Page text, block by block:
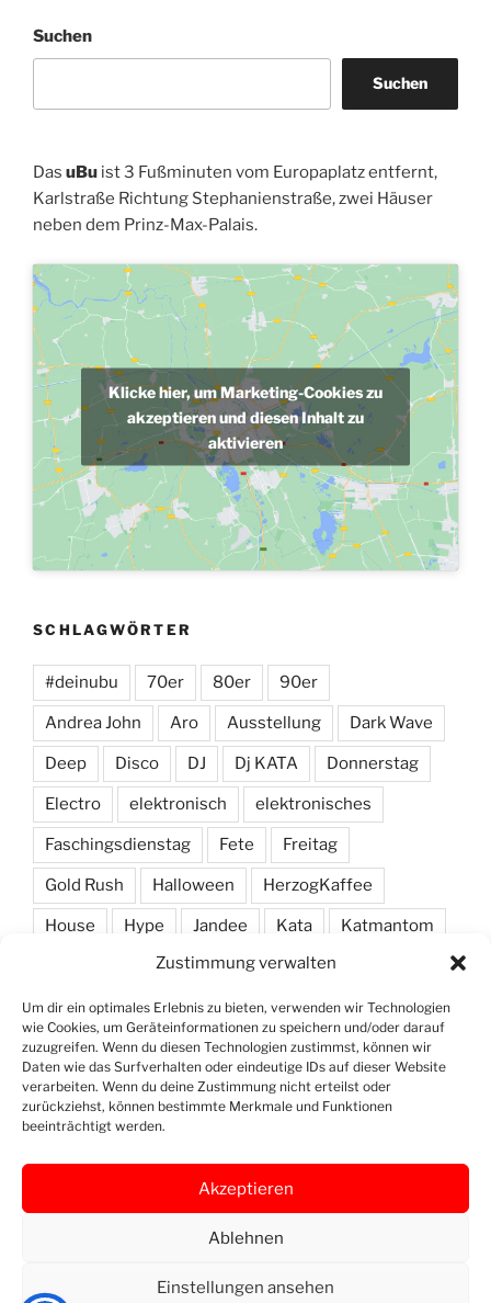
Zustimmung verwalten
Um dir ein optimales Erlebnis zu bieten, verwenden wir Technologien
wie Cookies, um Geräteinformationen zu speichern und/oder darauf
zuzugreifen. Wenn du diesen Technologien zustimmst, können wir
Daten wie das Surfverhalten oder eindeutige IDs auf dieser Website
verarbeiten. Wenn du deine Zustimmung nicht erteilst oder
zurückziehst, können bestimmte Merkmale und Funktionen
beeinträchtigt werden.
Akzeptieren
Ablehnen
Einstellungen ansehen
Suchen
Suchen
Das uBu ist 3 Fußminuten vom Europaplatz entfernt,
Karlstraße Richtung Stephanienstraße, zwei Häuser
neben dem Prinz-Max-Palais.
Klicke hier, um Marketing-Cookies zu
akzeptieren und diesen Inhalt zu
aktivieren
SCHLAGWÖRTER
#deinubu 70er 80er 90er
Andrea John Aro Ausstellung Dark Wave
Deep Disco DJ Dj KATA Donnerstag
Electro elektronisch elektronisches
Faschingsdienstag Fete Freitag
Gold Rush Halloween HerzogKaffee
House Hype Jandee Kata Katmantom
Manic Markus Haas
Minimal Minimarc Musik Party Pendel
Pendelmann Programm Rock Row
Samstag Shawn Deep Simon Techno
Vinyl
Yelp